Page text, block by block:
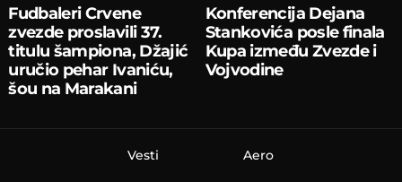
Fudbaleri Crvene
zvezde proslavili 37.
titulu šampiona, Džajić
uručio pehar Ivaniću,
šou na Marakani
Konferencija Dejana
Stankovića posle finala
Kupa između Zvezde i
Vojvodine
Vesti Aero